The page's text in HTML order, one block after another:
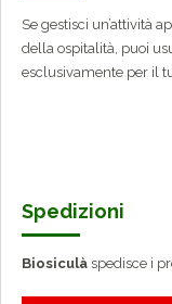
Se gestisci un’attività
della ospitalità, puoi
esclusivamente per il
Spedizioni
Biosiculà spedisce i